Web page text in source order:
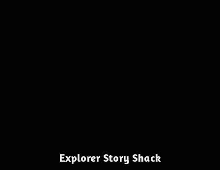
Explorer Story Shack